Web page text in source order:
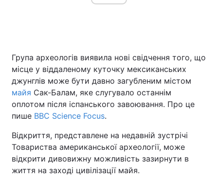
Україна Політика
Економіка Світ
Спорт
Техно і зв'язок Лайт
Зброя Інциденти
Група археологів виявила нові свідчення того, що
місце у віддаленому куточку мексиканських
джунглів може бути давно загубленим містом
майя Сак-Балам, яке слугувало останнім
оплотом після іспанського завоювання. Про це
пише BBC Science Focus.
Відкриття, представлене на недавній зустрічі
Товариства американської археології, може
відкрити дивовижну можливість зазирнути в
життя на заході цивілізації майя.